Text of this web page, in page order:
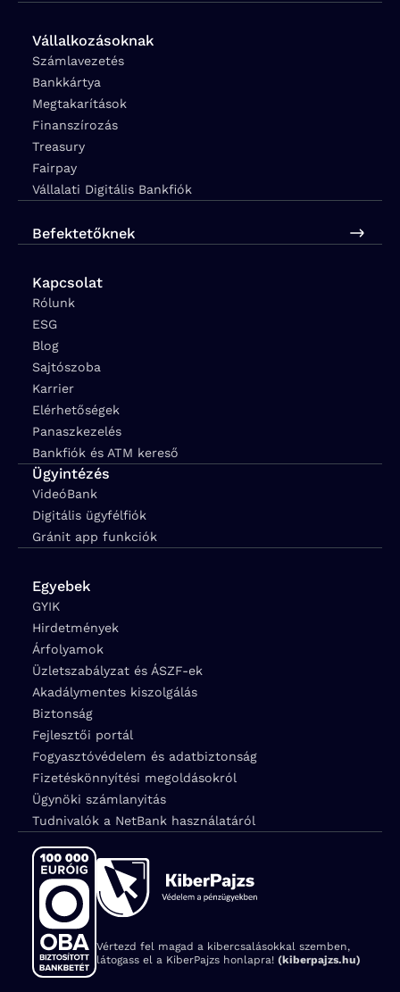
Vállalkozásoknak
Számlavezetés
Bankkártya
Megtakarítások
Finanszírozás
Treasury
Fairpay
Vállalati Digitális Bankfiók
Befektetőknek
Kapcsolat
Rólunk
ESG
Blog
Sajtószoba
Karrier
Elérhetőségek
Panaszkezelés
Bankfiók és ATM kereső
Ügyintézés
VideóBank
Digitális ügyfélfiók
Gránit app funkciók
Egyebek
GYIK
Hirdetmények
Árfolyamok
Üzletszabályzat és ÁSZF-ek
Akadálymentes kiszolgálás
Biztonság
Fejlesztői portál
Fogyasztóvédelem és adatbiztonság
Fizetéskönnyítési megoldásokról
Ügynöki számlanyitás
Tudnivalók a NetBank használatáról
Vértezd fel magad a kibercsalásokkal szemben,
látogass el a KiberPajzs honlapra! (kiberpajzs.hu)